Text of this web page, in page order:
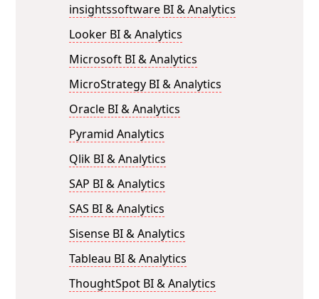
insightssoftware BI & Analytics
Looker BI & Analytics
Microsoft BI & Analytics
MicroStrategy BI & Analytics
Oracle BI & Analytics
Pyramid Analytics
Qlik BI & Analytics
SAP BI & Analytics
SAS BI & Analytics
Sisense BI & Analytics
Tableau BI & Analytics
ThoughtSpot BI & Analytics